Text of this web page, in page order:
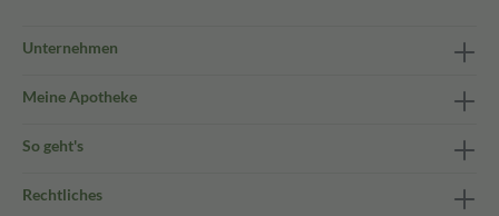
Unternehmen
Meine Apotheke
So geht's
Rechtliches